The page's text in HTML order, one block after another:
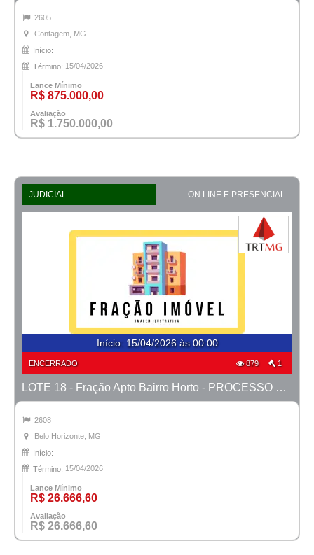
2605
Contagem, MG
Início:
Término: 15/04/2026
Lance Mínimo
R$ 875.000,00
Avaliação
R$ 1.750.000,00
JUDICIAL ON LINE E PRESENCIAL
Início: 15/04/2026 às 00:00
ENCERRADO 879 1
LOTE 18 - Fração Apto Bairro Horto - PROCESSO 0010777-14.2020-38ª BH
2608
Belo Horizonte, MG
Início:
Término: 15/04/2026
Lance Mínimo
R$ 26.666,60
Avaliação
R$ 26.666,60